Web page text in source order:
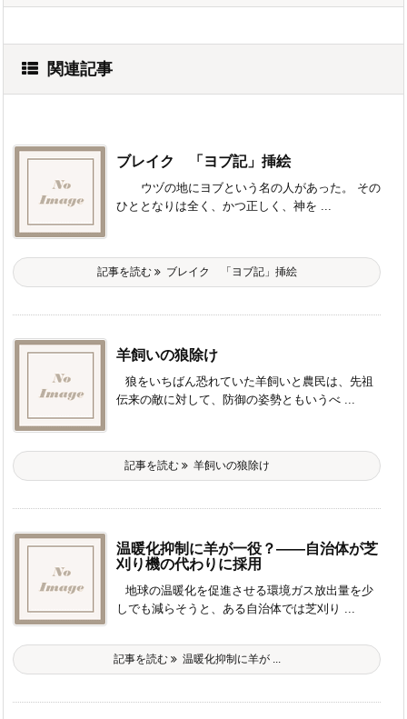
関連記事
ブレイク 「ヨブ記」挿絵
ウヅの地にヨブという名の人があった。 その
ひととなりは全く、かつ正しく、神を ...
記事を読む ブレイク 「ヨブ記」挿絵
羊飼いの狼除け
狼をいちばん恐れていた羊飼いと農民は、先祖
伝来の敵に対して、防御の姿勢ともいうべ ...
記事を読む 羊飼いの狼除け
温暖化抑制に羊が一役？――自治体が芝
刈り機の代わりに採用
地球の温暖化を促進させる環境ガス放出量を少
しでも減らそうと、ある自治体では芝刈り ...
記事を読む 温暖化抑制に羊が ...